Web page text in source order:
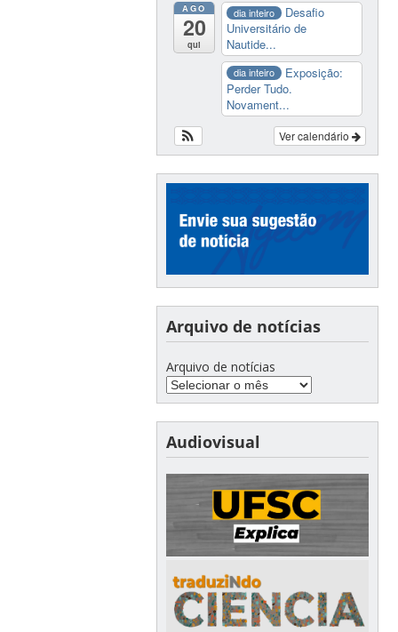
AGO
20
qui
dia inteiro
Desafio
Universitário de
Nautide...
dia inteiro
Exposição:
Perder Tudo.
Novament...
Ver calendário
Arquivo de notícias
Arquivo de notícias
Audiovisual